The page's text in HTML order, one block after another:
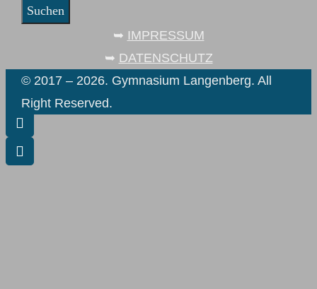
nach:
➥ IMPRESSUM
➥ DATENSCHUTZ
© 2017 – 2026. Gymnasium Langenberg. All
Right Reserved.